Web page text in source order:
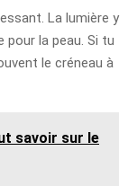
La lumière y
la peau. Si tu
le créneau à
savoir sur le